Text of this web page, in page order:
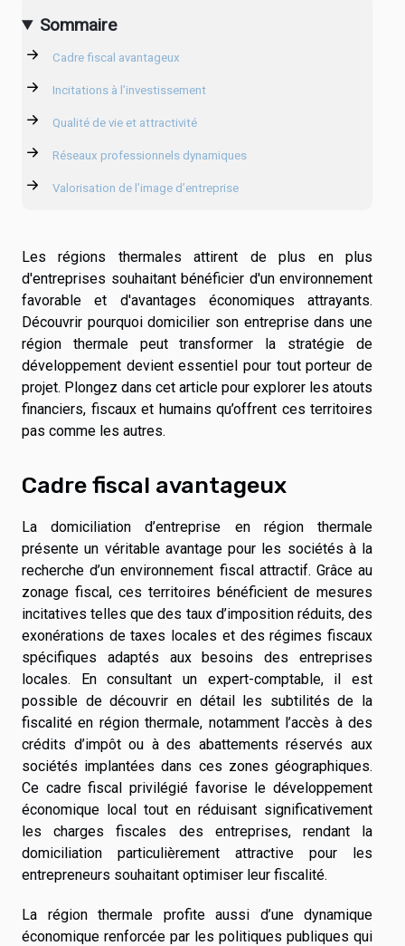
Sommaire
Cadre fiscal avantageux
Incitations à l’investissement
Qualité de vie et attractivité
Réseaux professionnels dynamiques
Valorisation de l’image d’entreprise
Les régions thermales attirent de plus en plus
d'entreprises souhaitant bénéficier d'un environnement
favorable et d'avantages économiques attrayants.
Découvrir pourquoi domicilier son entreprise dans une
région thermale peut transformer la stratégie de
développement devient essentiel pour tout porteur de
projet. Plongez dans cet article pour explorer les atouts
financiers, fiscaux et humains qu’offrent ces territoires
pas comme les autres.
Cadre fiscal avantageux
La domiciliation d’entreprise en région thermale
présente un véritable avantage pour les sociétés à la
recherche d’un environnement fiscal attractif. Grâce au
zonage fiscal, ces territoires bénéficient de mesures
incitatives telles que des taux d’imposition réduits, des
exonérations de taxes locales et des régimes fiscaux
spécifiques adaptés aux besoins des entreprises
locales. En consultant un expert-comptable, il est
possible de découvrir en détail les subtilités de la
fiscalité en région thermale, notamment l’accès à des
crédits d’impôt ou à des abattements réservés aux
sociétés implantées dans ces zones géographiques.
Ce cadre fiscal privilégié favorise le développement
économique local tout en réduisant significativement
les charges fiscales des entreprises, rendant la
domiciliation particulièrement attractive pour les
entrepreneurs souhaitant optimiser leur fiscalité.
La région thermale profite aussi d’une dynamique
économique renforcée par les politiques publiques qui